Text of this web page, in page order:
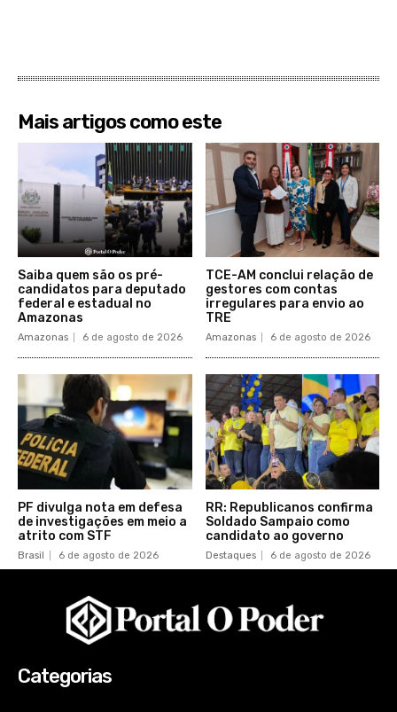
Mais artigos como este
Saiba quem são os pré-
candidatos para deputado
federal e estadual no
Amazonas
Amazonas 6 de agosto de 2026
TCE-AM conclui relação de
gestores com contas
irregulares para envio ao
TRE
Amazonas 6 de agosto de 2026
PF divulga nota em defesa
de investigações em meio a
atrito com STF
Brasil 6 de agosto de 2026
RR: Republicanos confirma
Soldado Sampaio como
candidato ao governo
Destaques 6 de agosto de 2026
Categorias